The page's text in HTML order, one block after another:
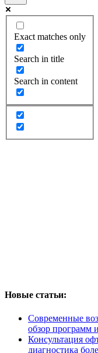
Exact matches only
Search in title
Search in content
Новые статьи:
Современные
обзор программ
Консультация
диагностика